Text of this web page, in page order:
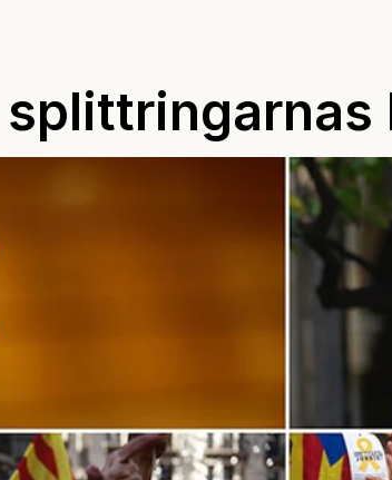
splittringarnas